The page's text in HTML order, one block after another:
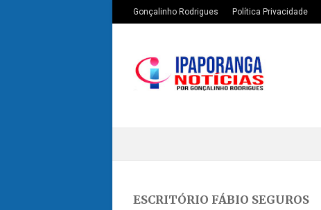
Gonçalinho Rodrigues Política Privacidade
ESCRITÓRIO FÁBIO SEGUROS